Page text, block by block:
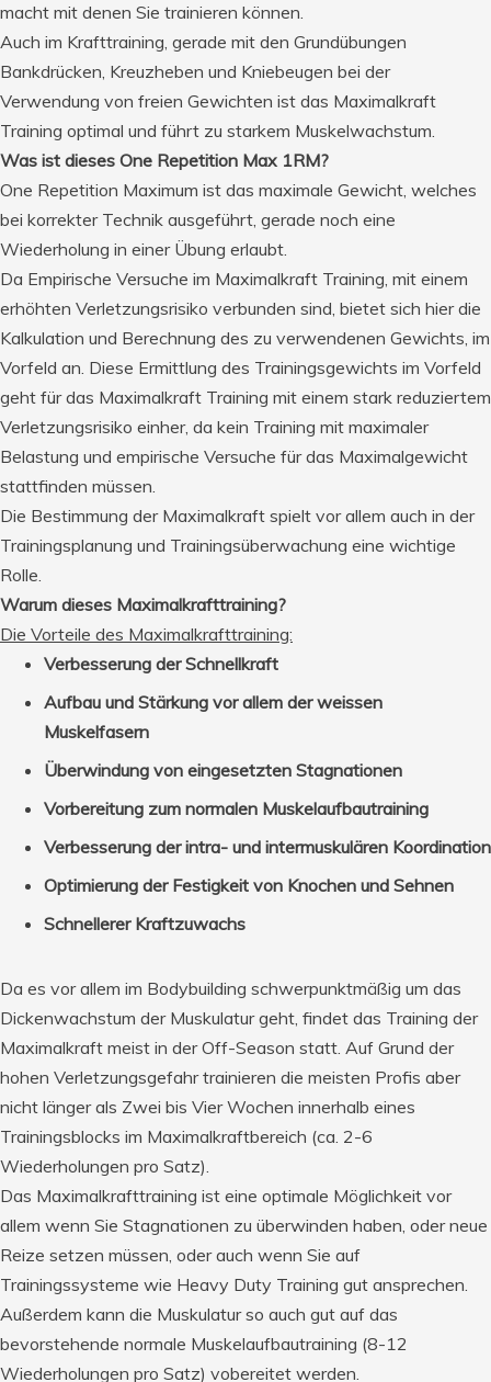
macht mit denen Sie trainieren können.
Auch im Krafttraining, gerade mit den Grundübungen
Bankdrücken, Kreuzheben und Kniebeugen bei der
Verwendung von freien Gewichten ist das Maximalkraft
Training optimal und führt zu starkem Muskelwachstum.
Was ist dieses One Repetition Max 1RM?
One Repetition Maximum ist das maximale Gewicht, welches
bei korrekter Technik ausgeführt, gerade noch eine
Wiederholung in einer Übung erlaubt.
Da Empirische Versuche im Maximalkraft Training, mit einem
erhöhten Verletzungsrisiko verbunden sind, bietet sich hier die
Kalkulation und Berechnung des zu verwendenen Gewichts, im
Vorfeld an. Diese Ermittlung des Trainingsgewichts im Vorfeld
geht für das Maximalkraft Training mit einem stark reduziertem
Verletzungsrisiko einher, da kein Training mit maximaler
Belastung und empirische Versuche für das Maximalgewicht
stattfinden müssen.
Die Bestimmung der Maximalkraft spielt vor allem auch in der
Trainingsplanung und Trainingsüberwachung eine wichtige
Rolle.
Warum dieses Maximalkrafttraining?
Die Vorteile des Maximalkrafttraining:
Verbesserung der Schnellkraft
Aufbau und Stärkung vor allem der weissen
Muskelfasern
Überwindung von eingesetzten Stagnationen
Vorbereitung zum normalen Muskelaufbautraining
Verbesserung der intra- und intermuskulären Koordination
Optimierung der Festigkeit von Knochen und Sehnen
Schnellerer Kraftzuwachs
Da es vor allem im Bodybuilding schwerpunktmäßig um das
Dickenwachstum der Muskulatur geht, findet das Training der
Maximalkraft meist in der Off-Season statt. Auf Grund der
hohen Verletzungsgefahr trainieren die meisten Profis aber
nicht länger als Zwei bis Vier Wochen innerhalb eines
Trainingsblocks im Maximalkraftbereich (ca. 2-6
Wiederholungen pro Satz).
Das Maximalkrafttraining ist eine optimale Möglichkeit vor
allem wenn Sie Stagnationen zu überwinden haben, oder neue
Reize setzen müssen, oder auch wenn Sie auf
Trainingssysteme wie Heavy Duty Training gut ansprechen.
Außerdem kann die Muskulatur so auch gut auf das
bevorstehende normale Muskelaufbautraining (8-12
Wiederholungen pro Satz) vobereitet werden.